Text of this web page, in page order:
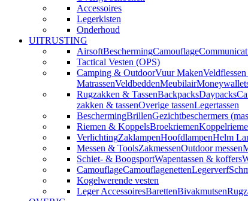
Accessoires
Legerkisten
Onderhoud
UITRUSTING
AirsoftBeschermingCamouflage
Tactical Vesten (OPS)
Camping & OutdoorVuur Maken
MatrassenVeldbeddenMeubilair
Rugzakken & TassenBackpacksDaypacks
zakken & tassenOverige tassenLegertassen
BeschermingBrillenGezichtbeschermers
Riemen & KoppelsBroekriemen
VerlichtingZaklampenHoofdlampenHelm
Messen & ToolsZakmessenOutdoor messen
Schiet- & BoogsportWapentassen & koffers
CamouflageCamouflagenettenLegerverf
Kogelwerende vesten
Leger AccessoiresBarettenBivakmutsen